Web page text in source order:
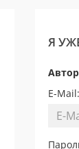
Я
E-Mail: